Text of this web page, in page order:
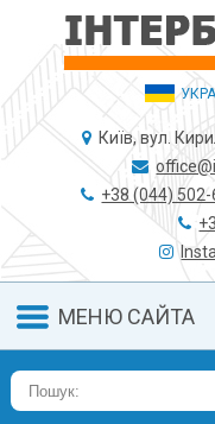
Київ, вул.
+38 (044)
МЕНЮ САЙТА